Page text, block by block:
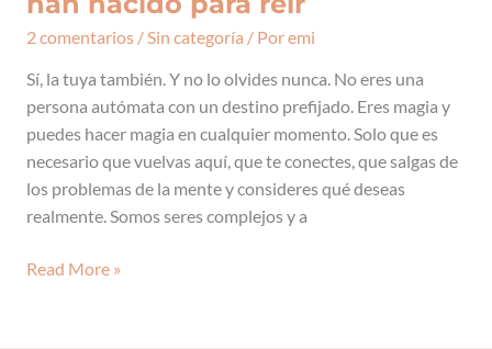
2 comentarios / Sin categoría / Poremi
Sí, la tuya también. Y no lo olvides nunca. No eres una
persona autómata con un destino prefijado. Eres magia y
puedes hacer magia en cualquier momento. Solo que es
necesario que vuelvas aquí, que te conectes, que salgas de
los problemas de la mente y consideres qué deseas
realmente. Somos seres complejos y a
Read More »